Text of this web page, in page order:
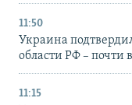
11:50
Украина
области РФ – почти
11:15